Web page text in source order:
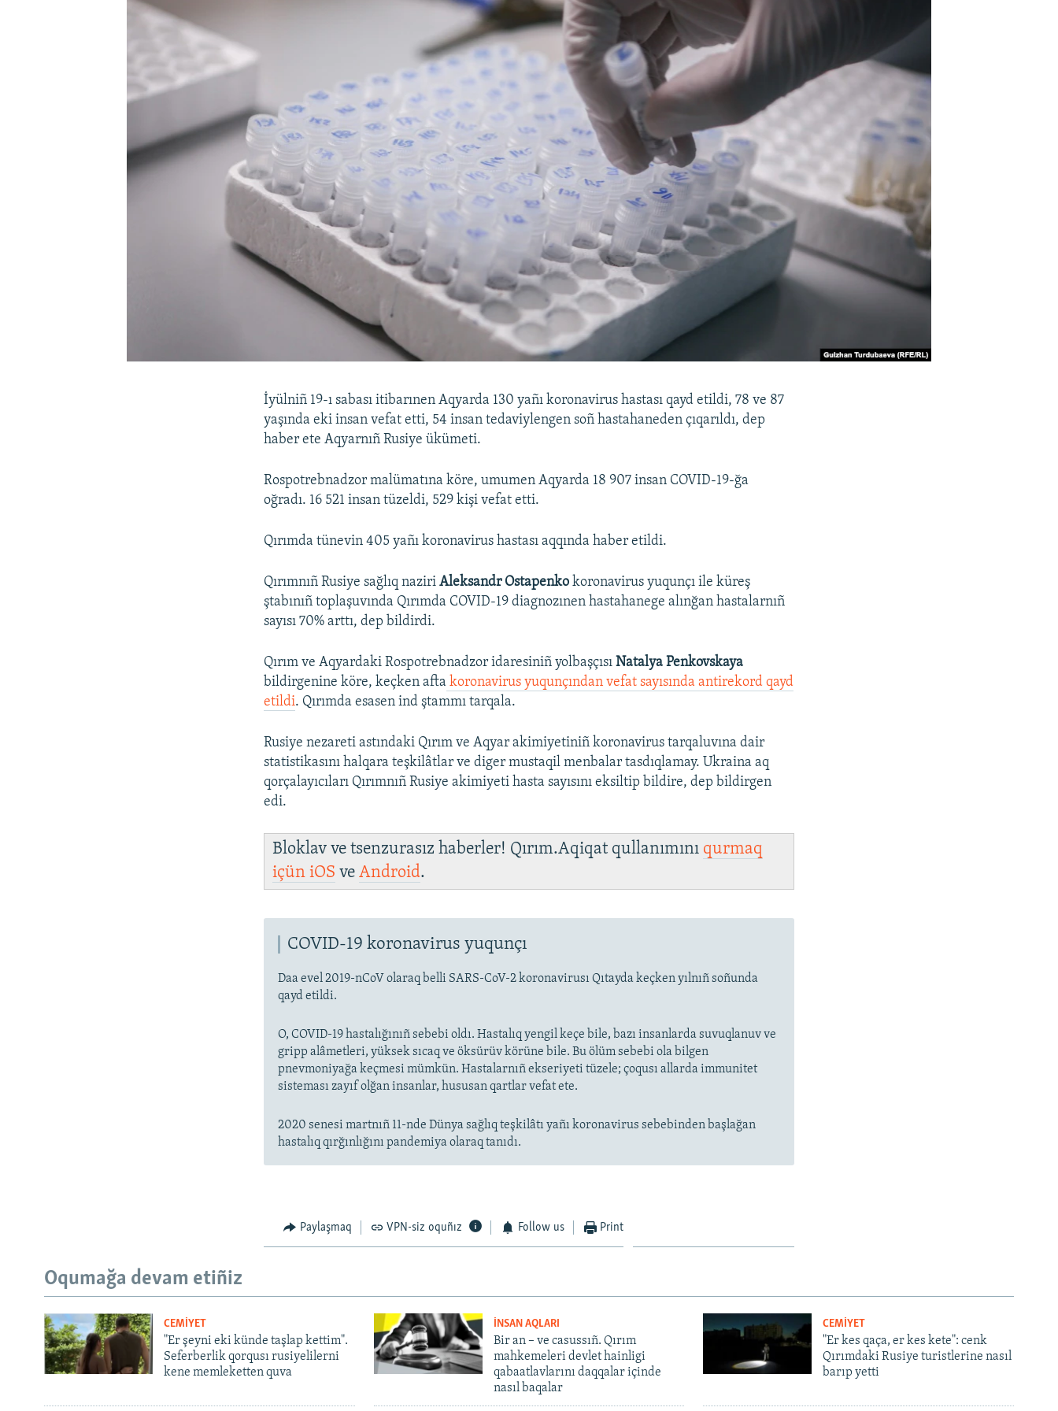
İyülniñ 19-ı sabası itibarınen Aqyarda 130 yañı koronavirus hastası qayd etildi, 78 ve 87
yaşında eki insan vefat etti, 54 insan tedaviylengen soñ hastahaneden çıqarıldı, dep
haber ete Aqyarnıñ Rusiye ükümeti.
Rospotrebnadzor malümatına köre, umumen Aqyarda 18 907 insan COVID-19-ğa
oğradı. 16 521 insan tüzeldi, 529 kişi vefat etti.
Qırımda tünevin 405 yañı koronavirus hastası aqqında haber etildi.
Qırımnıñ Rusiye sağlıq naziriAleksandr Ostapenko koronavirus yuqunçı ile küreş
ştabınıñ toplaşuvında Qırımda COVID-19 diagnozınen hastahanege alınğan hastalarnıñ
sayısı 70% arttı, dep bildirdi.
Qırım ve Aqyardaki Rospotrebnadzor idaresiniñ yolbaşçısıNatalya Penkovskaya
bildirgenine köre, keçken afta koronavirus yuqunçından vefat sayısında antirekord qayd
etildi. Qırımda esasen ind ştammı tarqala.
Rusiye nezareti astındaki Qırım ve Aqyar akimiyetiniñ koronavirus tarqaluvına dair
statistikasını halqara teşkilâtlar ve diger mustaqil menbalar tasdıqlamay. Ukraina aq
qorçalayıcıları Qırımnıñ Rusiye akimiyeti hasta sayısını eksiltip bildire, dep bildirgen
edi.
Bloklav ve tsenzurasız haberler! Qırım.Aqiqat qullanımını qurmaq
içüniOS veAndroid.
COVID-19 koronavirus yuqunçı
Daa evel 2019-nCoV olaraq belli SARS-CoV-2 koronavirusı Qıtayda keçken yılnıñ soñunda
qayd etildi.
O, COVID-19 hastalığınıñ sebebi oldı. Hastalıq yengil keçe bile, bazı insanlarda suvuqlanuv ve
gripp alâmetleri, yüksek sıcaq ve öksürüv körüne bile. Bu ölüm sebebi ola bilgen
pnevmoniyağa keçmesi mümkün. Hastalarnıñ ekseriyeti tüzele; çoqusı allarda immunitet
sisteması zayıf olğan insanlar, hususan qartlar vefat ete.
2020 senesi martnıñ 11-nde Dünya sağlıq teşkilâtı yañı koronavirus sebebinden başlağan
hastalıq qırğınlığını pandemiya olaraq tanıdı.
Paylaşmaq VPN-siz oquñız Follow us Print
Oqumağa devam etiñiz
CEMİYET
"Er şeyni eki künde taşlap kettim".
Seferberlik qorqusı rusiyelilerni
kene memleketten quva
İNSAN AQLARI
Bir an – ve casussıñ. Qırım
mahkemeleri devlet hainligi
qabaatlavlarını daqqalar içinde
nasıl baqalar
CEMİYET
"Er kes qaça, er kes kete": cenk
Qırımdaki Rusiye turistlerine nasıl
barıp yetti